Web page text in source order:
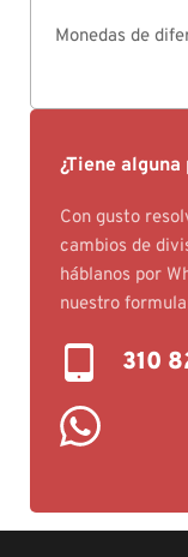
Monedas de
¿Tiene
Con gusto
cambios de
háblanos por
nuestro
310